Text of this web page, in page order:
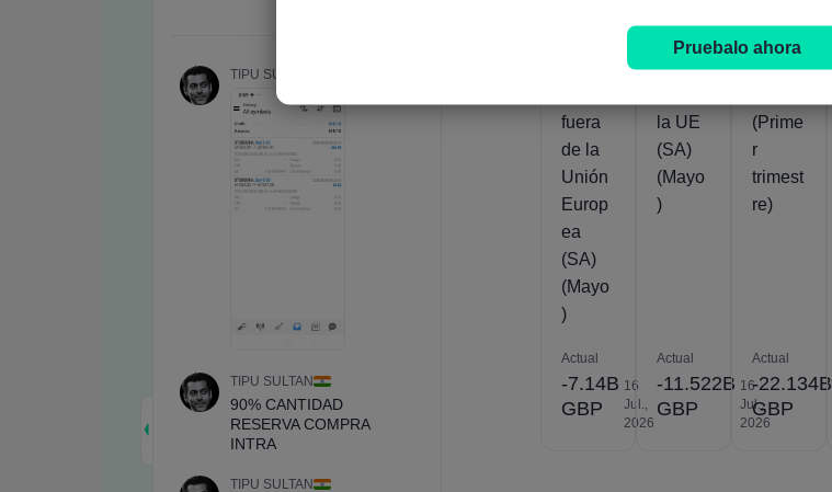
fuera
de la
Unión
Europ
ea
(SA)
(Mayo
)
Actual
-7.14B
GBP
16
Jul.,
2026
za
comer
la UE
(SA)
(Mayo
)
Actual
-11.522B
GBP
16
Jul.,
2026
a
Corrie
(Prime
r
trimest
re)
Actual
-22.134B
GBP
Pruebalo ahora